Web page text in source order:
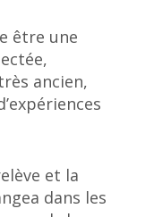
être une
ancien,
et la
dans les